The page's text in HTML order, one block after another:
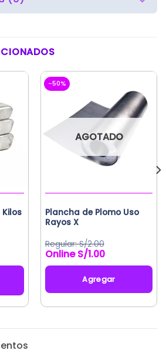
-50%
AGOTADO
Plancha de Plomo Uso
Rayos X
S/2.00
El
precio
S/2.00.
S/1.00El
precio
es:
S/1.00.
Agregar